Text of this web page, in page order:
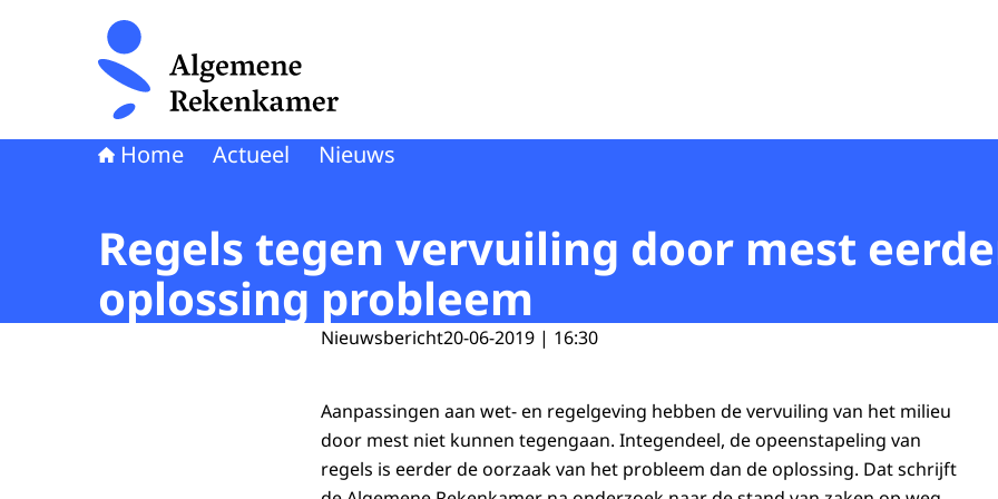
Naar de homepage van Algemene Rekenkamer
Home Actueel Nieuws
Regels tegen vervuiling door mest
oplossing probleem
Nieuwsbericht20-06-2019 | 16:30
Aanpassingen aan wet- en regelgeving hebben de vervuiling van het milieu
door mest niet kunnen tegengaan. Integendeel, de opeenstapeling van
regels is eerder de oorzaak van het probleem dan de oplossing. Dat schrijft